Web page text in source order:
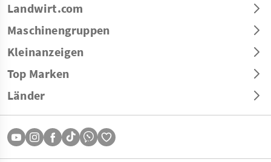
Landwirt.com
Maschinengruppen
Kleinanzeigen
Top Marken
Länder